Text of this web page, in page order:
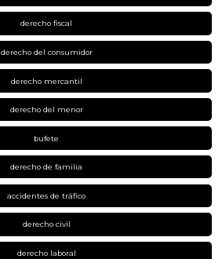
derecho fiscal
derecho del consumidor
derecho mercantil
derecho del menor
bufete
derecho de familia
accidentes de tráfico
derecho civil
derecho laboral